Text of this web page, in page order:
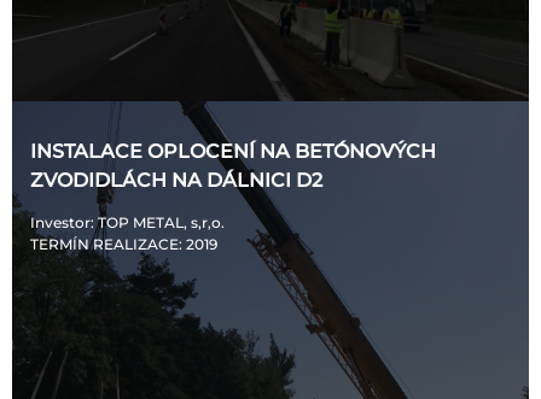
INSTALACE OPLOCENÍ NA BETÓNOVÝCH
ZVODIDLÁCH NA DÁLNICI D2
Investor: TOP METAL, s,r,o.
TERMÍN REALIZACE: 2019